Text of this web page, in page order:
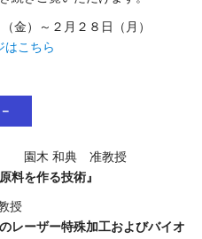
金）～２月２８日（月）
こちら
科 園木 和典 准教授
料を作る技術』
授
レーザー特殊加工およびバイオ